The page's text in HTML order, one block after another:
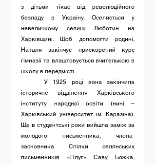
з дітьми тікає від революційного
безладу в Україну. Оселяється у
невеличкому селищі Люботин на
Харківщині. Щоб допомогти родині,
Наталя закінчує прискорений курс
гімназії та влаштовується вчителькою в
школу в передмісті.
	У 1925 році вона закінчила
історичне відділення Харківського
інституту народної освіти (нині –
Харківський університет ім. Каразіна).
Ще в студентські роки вийшла заміж за
молодого письменника, члена-
засновника Спілки селянських
письменників «Плуг» Саву Божка,